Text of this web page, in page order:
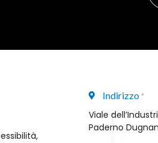
Indirizzo
Viale
Paderno